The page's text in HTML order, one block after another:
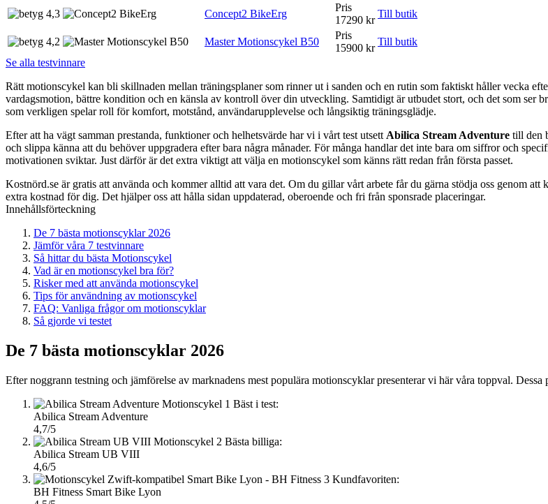
4,3 Concept2 BikeErg
Pris
17290 kr
Till butik
4,2 Master Motionscykel B50
Pris
15900 kr
Till butik
Se alla testvinnare
Rätt motionscykel kan bli skillnaden mellan träningsplaner som rinner ut i sanden och en rutin som faktiskt håller vecka
vardagsmotion, bättre kondition och en känsla av kontroll över din utveckling. Samtidigt är utbudet stort, och det som ser
som verkligen spelar roll för komfort, motstånd, användarupplevelse och långsiktig träningsglädje.
Efter att ha vägt samman prestanda, funktioner och helhetsvärde har vi i vårt test utsett Abilica Stream Adventure till den
och slippa känna att du behöver uppgradera efter bara några månader. För många handlar det inte bara om siffror och
motivationen sviktar. Just därför är det extra viktigt att välja en motionscykel som känns rätt redan från första passet.
Kostnörd.se är gratis att använda och kommer alltid att vara det. Om du gillar vårt arbete får du gärna stödja oss genom
extra kostnad för dig. Det hjälper oss att hålla sidan uppdaterad, oberoende och fri från sponsrade placeringar.
Innehållsförteckning
De 7 bästa motionscyklar 2026
Jämför våra 7 testvinnare
Så hittar du bästa Motionscykel
Vad är en motionscykel bra för?
Risker med att använda motionscykel
Tips för användning av motionscykel
FAQ: Vanliga frågor om motionscyklar
Så gjorde vi testet
De 7 bästa motionscyklar 2026
Efter noggrann testning och jämförelse av marknadens mest populära motionscyklar presenterar vi här våra toppval.
1 Bäst i test:
Abilica Stream Adventure
4,7/5
2 Bästa billiga:
Abilica Stream UB VIII
4,6/5
3 Kundfavoriten:
BH Fitness Smart Bike Lyon